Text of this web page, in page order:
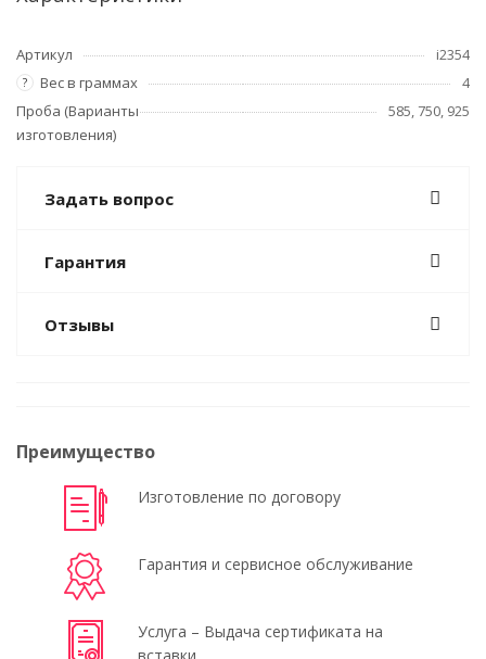
Артикул i2354
? Вес в граммах
4
Проба (Варианты
изготовления)
585, 750, 925
Задать вопрос
Гарантия
Отзывы
Преимущество
Изготовление по договору
Гарантия и сервисное обслуживание
Услуга – Выдача сертификата на